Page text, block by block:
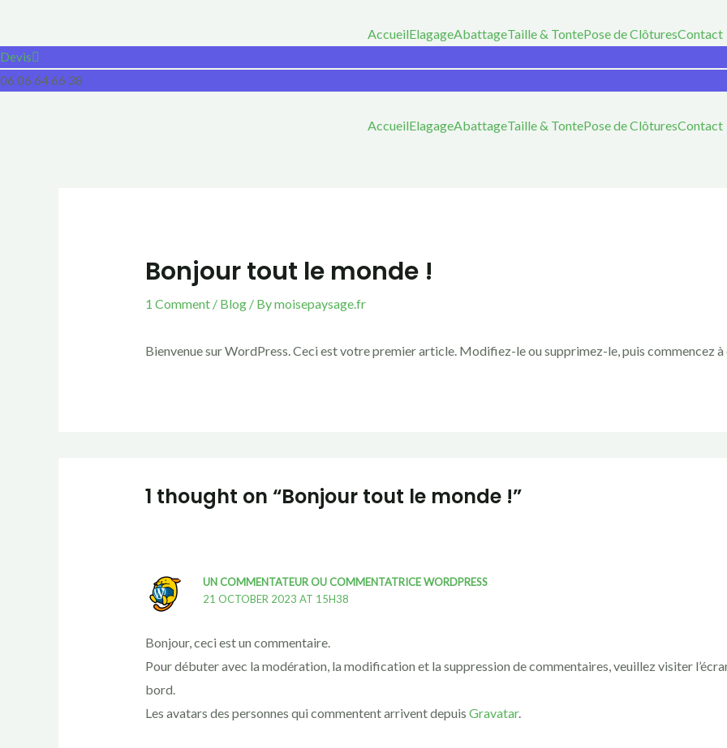
content
AccueilElagageAbattageTaille & TontePose de ClôturesContact
Devis
06 06 64 66 38
AccueilElagageAbattageTaille & TontePose de ClôturesContact
Bonjour tout le monde !
1 Comment / Blog/ Bymoisepaysage.fr
Bienvenue sur WordPress. Ceci est votre premier article. Modifiez-le ou supprimez-le, puis commencez à
1 thought on “Bonjour tout le monde !”
UN COMMENTATEUR OU COMMENTATRICE WORDPRESS
21 OCTOBER 2023 AT 15H38
Bonjour, ceci est un commentaire.
Pour débuter avec la modération, la modification et la suppression de commentaires, veuillez visiter
bord.
Les avatars des personnes qui commentent arrivent depuis Gravatar.